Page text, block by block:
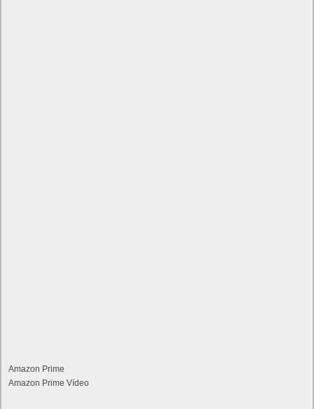
Amazon Prime
Amazon Prime Vídeo